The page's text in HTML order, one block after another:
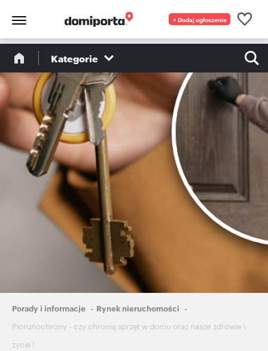
+ Dodaj ogłoszenie
Kategorie
Ścieżka
nawigacyjna
Porady i informacje
Rynek nieruchomości
Piorunochrony - czy chronią sprzęt w domu oraz nasze zdrowie i
życie?